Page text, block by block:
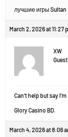
лучшие игры Sultan
March 2, 2026 at 11:27
XW
Guest
Can’t help but say
Glory Casino BD.
March 4, 2026 at 8:06